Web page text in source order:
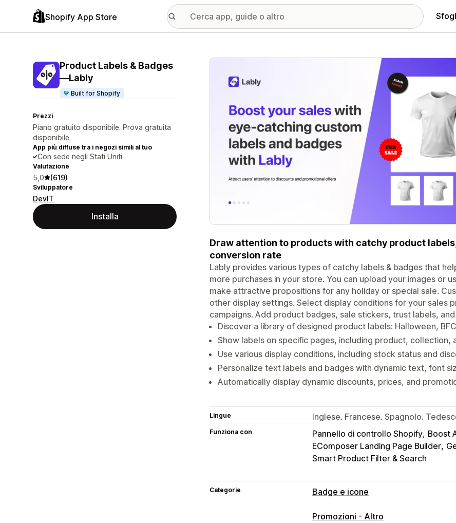
Shopify App Store
Product Labels & Badges
—Lably
Built for Shopify
Prezzi
Piano gratuito disponibile. Prova gratuita
disponibile.
App più diffuse tra i negozi simili al tuo
Con sede negli Stati Uniti
Valutazione
5,0 (619)
Sviluppatore
DevIT
Installa
Galleria immagini in evidenza
Draw attention to products with catchy product
conversion rate
Lably provides various types of catchy labels & badges that
more purchases in your store. You can upload your images or
make attractive propositions for any holiday or special sale.
other display settings. Select display conditions for your sales
campaigns. Add product badges, sale stickers, trust labels,
Discover a library of designed product labels: Halloween,
Show labels on specific pages, including product, collection,
Use various display conditions, including stock status and
Personalize text labels and badges with dynamic text, font
Automatically display dynamic discounts, prices, and
Lingue Inglese. Francese. Spagnolo.
Funziona con Pannello di controllo Shopify Boost
EComposer Landing Page Builder
Smart Product Filter & Search
Categorie Badge e icone
Tipi di icone
Promozioni - Altro